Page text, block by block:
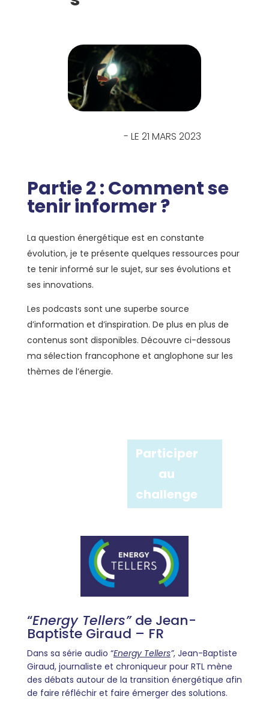
- LE 21 MARS 2023
Partie 2 : Comment se
tenir informer ?
La question énergétique est en constante
évolution, je te présente quelques ressources pour
te tenir informé sur le sujet, sur ses évolutions et
ses innovations.
Les podcasts sont une superbe source
d’information et d’inspiration. De plus en plus de
contenus sont disponibles. Découvre ci-dessous
ma sélection francophone et anglophone sur les
thèmes de l’énergie.
Participer
au
challenge
“Energy Tellers”de Jean-
Baptiste Giraud – FR
Dans sa série audio “Energy Tellers”, Jean-Baptiste
Giraud, journaliste et chroniqueur pour RTL mène
des débats autour de la transition énergétique afin
de faire réfléchir et faire émerger des solutions.